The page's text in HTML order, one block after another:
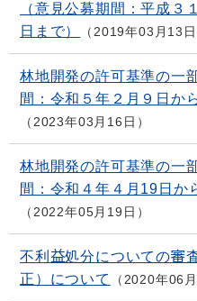
（意見公募期間：平成３
日まで）
2019年03月13日
林地開発の許可基準の一
間：令和５年２月９日か
2023年03月16日
林地開発の許可基準の一
間：令和４年４月19日か
2022年05月19日
不利益処分についての審
正）について
2020年06